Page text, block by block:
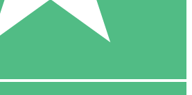
10
US$1500